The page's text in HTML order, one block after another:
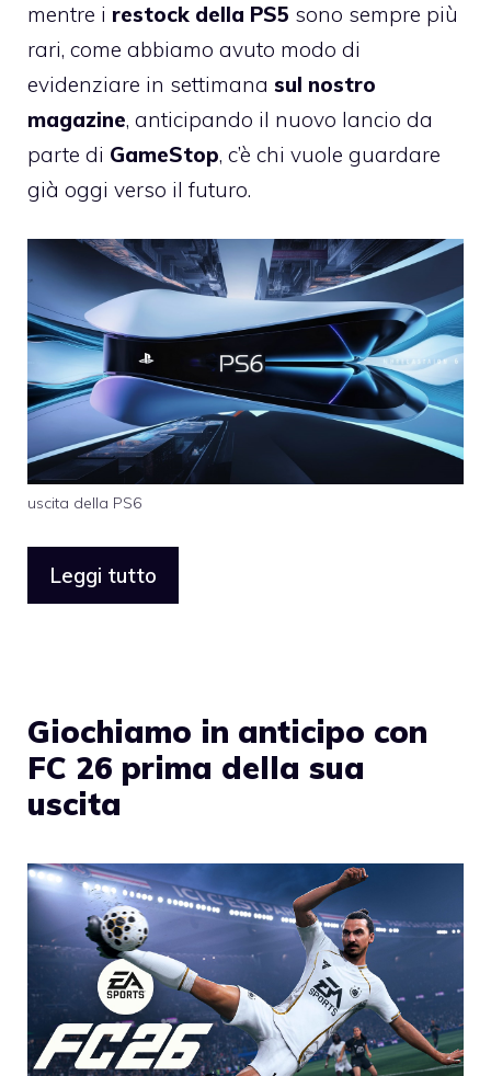
mentre i restock della PS5 sono sempre più
rari, come abbiamo avuto modo di
evidenziare in settimana sul nostro
magazine, anticipando il nuovo lancio da
parte di GameStop, c’è chi vuole guardare
già oggi verso il futuro.
uscita della PS6
Leggi tutto
Giochiamo in anticipo con
FC 26 prima della sua
uscita